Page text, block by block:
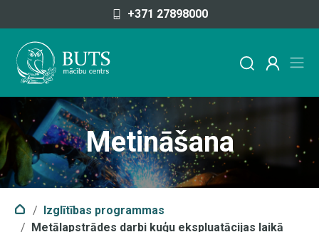
+371 27898000
Metināšana
Izglītības programmas
Metālapstrādes darbi kuģu ekspluatācijas laikā